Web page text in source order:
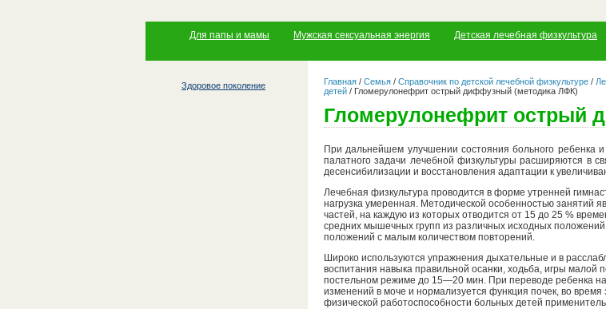
Для папы и мамы Мужская сексуальная энергия Детская лечебная физкультура
Здоровое поколение Главная / Семья / Справочник по детской лечебной физкультуре /
детей / Гломерулонефрит острый диффузный (методика ЛФК)
Гломерулонефрит острый
При дальнейшем улучшении состояния больного ребенка
палатного задачи лечебной физкультуры расширяются в
десенсибилизации и восстановления адаптации к
Лечебная физкультура проводится в форме утренней
нагрузка умеренная. Методической особенностью занятий
частей, на каждую из которых отводится от 15 до 25 %
средних мышечных групп из различных исходных
положений с малым количеством повторений.
Широко используются упражнения дыхательные и в
воспитания навыка правильной осанки, ходьба, игры
постельном режиме до 15—20 мин. При переводе ребенка
изменений в моче и нормализуется функция почек, во
физической работоспособности больных детей